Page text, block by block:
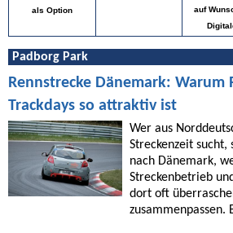
als Option
auf
Padborg Park
Rennstrecke Dänemark: Warum
Trackdays so attraktiv ist
Wer aus
Streckenzeit sucht,
nach Dänemark,
Streckenbetrieb
dort oft
zusammenpassen.